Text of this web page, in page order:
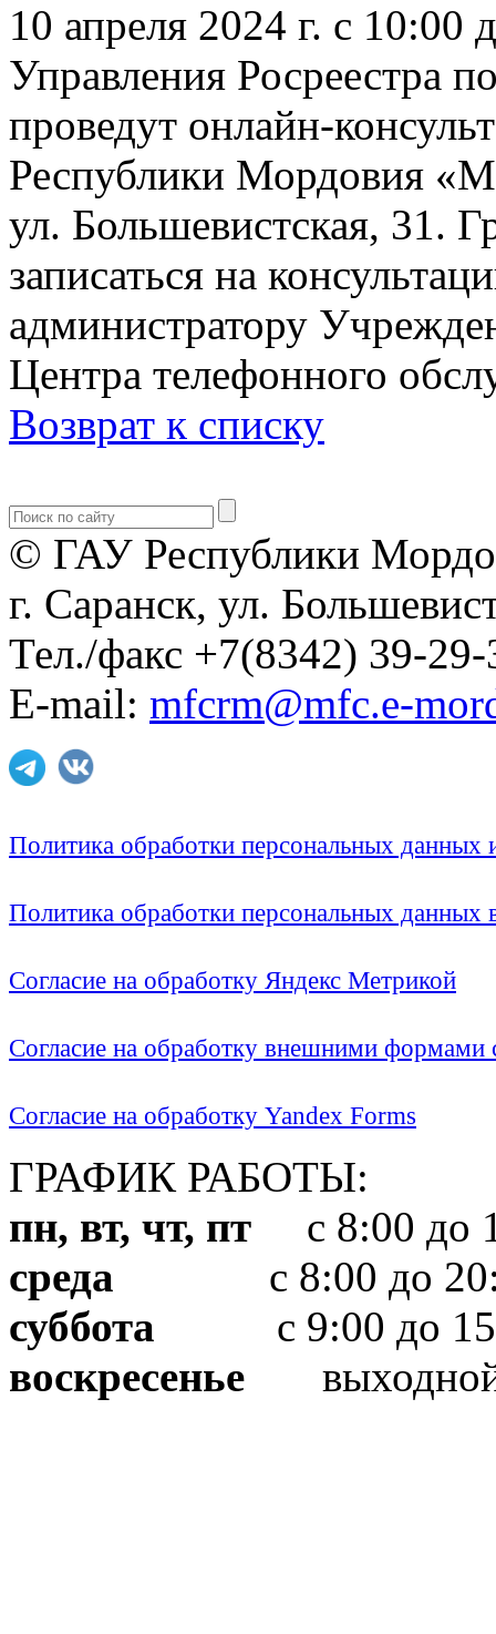
10 апреля 2024 г. с 10:00
Управления Росреестра
проведут онлайн-
Республики Мордовия
ул. Большевистская, 31.
записаться на
администратору
Центра телефонного
Возврат к списку
© ГАУ Республики
г. Саранск, ул.
Тел./факс +7(8342) 39-29-
E-mail: mfcrm@mfc.e-
Политика обработки персональных
Политика обработки персональных
Согласие на обработку Яндекс Метрикой
Согласие на обработку внешними формами
Согласие на обработку Yandex Forms
ГРАФИК РАБОТЫ:
пн, вт, чт, пт с 8:00 до
среда с 8:00 до
суббота с 9:00 до
воскресенье